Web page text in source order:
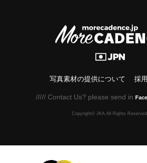
写真素材の提供について 採
///// Contact Us? please send in
Copyright© JKA.All Rights